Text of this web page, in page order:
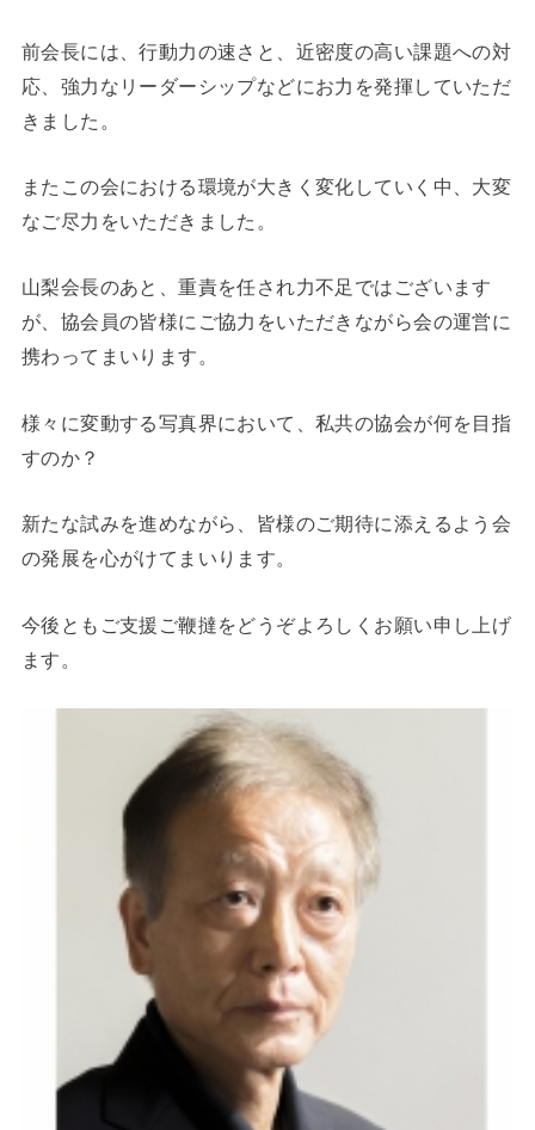
前会長には、行動力の速さと、近密度の高い課題への対
応、強力なリーダーシップなどにお力を発揮していただ
きました。
またこの会における環境が大きく変化していく中、大変
なご尽力をいただきました。
山梨会長のあと、重責を任され力不足ではございます
が、協会員の皆様にご協力をいただきながら会の運営に
携わってまいります。
様々に変動する写真界において、私共の協会が何を目指
すのか？
新たな試みを進めながら、皆様のご期待に添えるよう会
の発展を心がけてまいります。
今後ともご支援ご鞭撻をどうぞよろしくお願い申し上げ
ます。